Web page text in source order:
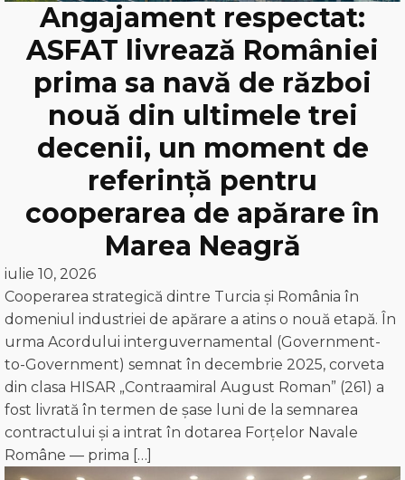
Angajament respectat:
ASFAT livrează României
prima sa navă de război
nouă din ultimele trei
decenii, un moment de
referință pentru
cooperarea de apărare în
Marea Neagră
iulie 10, 2026
Cooperarea strategică dintre Turcia și România în
domeniul industriei de apărare a atins o nouă etapă. În
urma Acordului interguvernamental (Government-
to-Government) semnat în decembrie 2025, corveta
din clasa HISAR „Contraamiral August Roman” (261) a
fost livrată în termen de șase luni de la semnarea
contractului și a intrat în dotarea Forțelor Navale
Române — prima […]